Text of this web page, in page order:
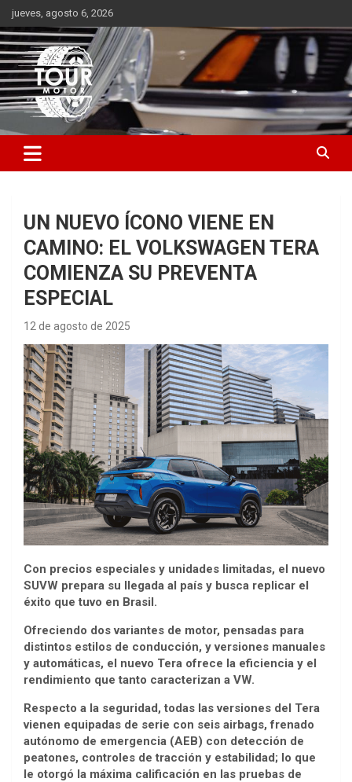
Saltar
al
contenido
jueves, agosto 6, 2026
Tour Motor
Plataforma de contenido audiovisual para el sector automotriz
UN NUEVO ÍCONO VIENE EN
CAMINO: EL VOLKSWAGEN TERA
COMIENZA SU PREVENTA
ESPECIAL
12 de agosto de 2025
Con precios especiales y unidades limitadas, el nuevo
SUVW prepara su llegada al país y busca replicar el
éxito que tuvo en Brasil.
Ofreciendo dos variantes de motor, pensadas para
distintos estilos de conducción, y versiones manuales
y automáticas, el nuevo Tera ofrece la eficiencia y el
rendimiento que tanto caracterizan a VW.
Respecto a la seguridad, todas las versiones del Tera
vienen equipadas de serie con seis airbags, frenado
autónomo de emergencia (AEB) con detección de
peatones, controles de tracción y estabilidad; lo que
le otorgó la máxima calificación en las pruebas de